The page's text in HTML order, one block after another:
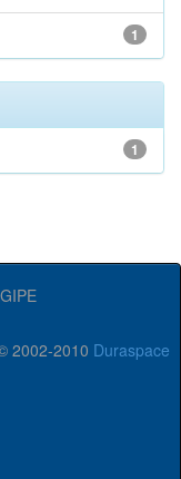
1
1
2002-2010 Duraspace